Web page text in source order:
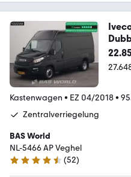
Kastenwagen • EZ 04/2018•
Zentralverriegelung
BAS World
NL-5466 AP Veghel
4.7 Sterne
(52)